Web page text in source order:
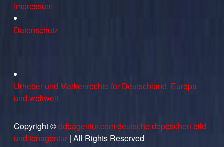
Impressum
Datenschutz
Urheber und Markenrechte für Deutschland, Europa
und weltweit
Copyright ©ddbagentur.com deutsche depeschen bild-
und tonagentur| All Rights Reserved